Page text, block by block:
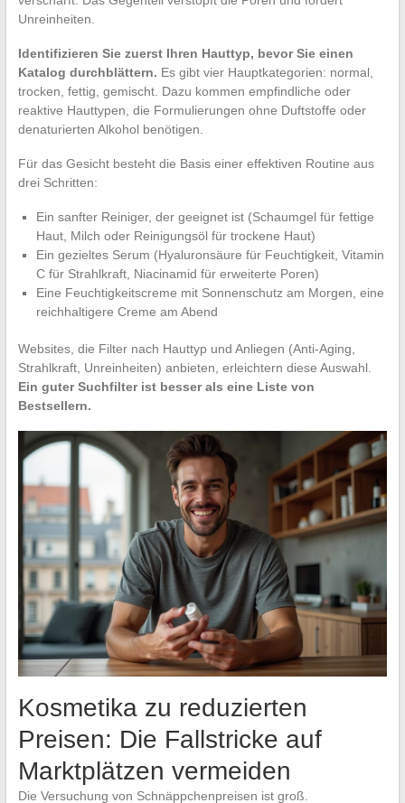
Unreinheiten.
Identifizieren Sie zuerst Ihren Hauttyp, bevor Sie einen
Katalog durchblättern. Es gibt vier Hauptkategorien: normal,
trocken, fettig, gemischt. Dazu kommen empfindliche oder
reaktive Hauttypen, die Formulierungen ohne Duftstoffe oder
denaturierten Alkohol benötigen.
Für das Gesicht besteht die Basis einer effektiven Routine aus
drei Schritten:
Ein sanfter Reiniger, der geeignet ist (Schaumgel für fettige
Haut, Milch oder Reinigungsöl für trockene Haut)
Ein gezieltes Serum (Hyaluronsäure für Feuchtigkeit, Vitamin
C für Strahlkraft, Niacinamid für erweiterte Poren)
Eine Feuchtigkeitscreme mit Sonnenschutz am Morgen, eine
reichhaltigere Creme am Abend
Websites, die Filter nach Hauttyp und Anliegen (Anti-Aging,
Strahlkraft, Unreinheiten) anbieten, erleichtern diese Auswahl.
Ein guter Suchfilter ist besser als eine Liste von
Bestsellern.
Kosmetika zu reduzierten
Preisen: Die Fallstricke auf
Marktplätzen vermeiden
Die Versuchung von Schnäppchenpreisen ist groß.